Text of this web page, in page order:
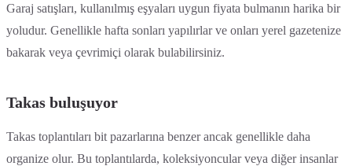
Garaj satışları, kullanılmış eşyaları uygun fiyata bulmanın harika bir
yoludur. Genellikle hafta sonları yapılırlar ve onları yerel gazetenize
bakarak veya çevrimiçi olarak bulabilirsiniz.
Takas buluşuyor
Takas toplantıları bit pazarlarına benzer ancak genellikle daha
organize olur. Bu toplantılarda, koleksiyoncular veya diğer insanlar